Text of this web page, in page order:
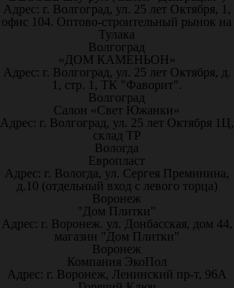
Адрес: г. Волгоград, ул. 25 лет Октября, 1,
офис 104. Оптово-строительный рынок на
Тулака
Волгоград
«ДОМ КАМЕНЬОН»
Адрес: г. Волгоград, ул. 25 лет Октября, д.
1, стр. 1, ТК "Фаворит".
Волгоград
Салон «Свет Южанки»
Адрес: г. Волгоград, ул. 25 лет Октября 1Ц,
склад ТР
Вологда
Европласт
Адрес: г. Вологда, ул. Сергея Преминина,
д.10 (отдельный вход с левого торца)
Воронеж
"Дом Плитки"
Адрес: г. Воронеж. ул. Донбасская, дом 44,
магазин "Дом Плитки"
Воронеж
Компания ЭкоПол
Адрес: г. Воронеж, Ленинский пр-т, 96А